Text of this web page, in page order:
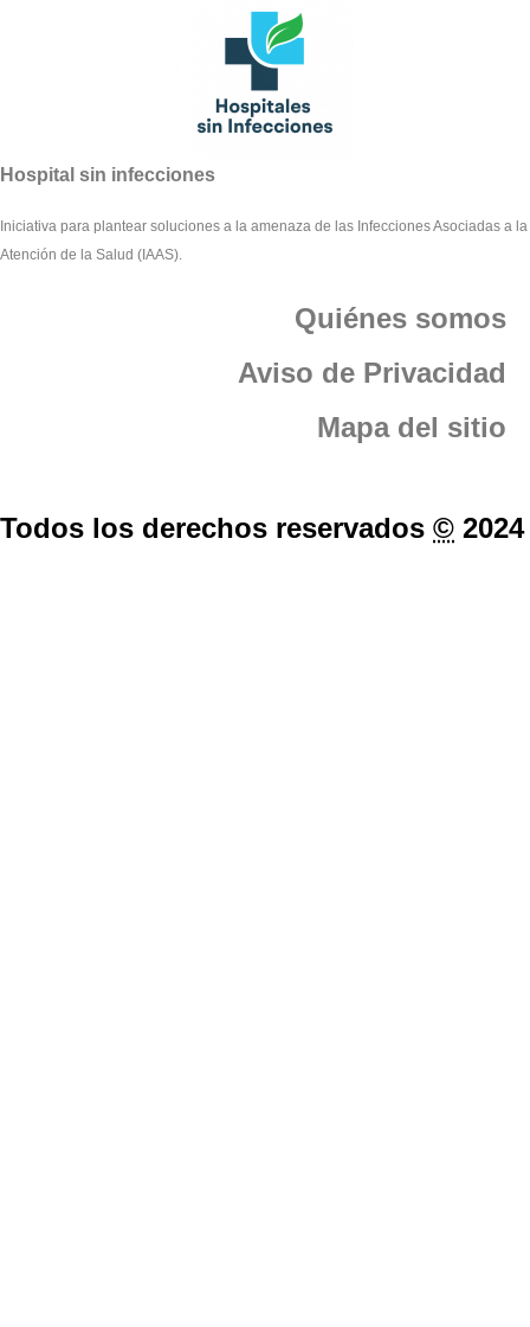
Hospital sin infecciones
Iniciativa para plantear soluciones a la amenaza de las Infecciones Asociadas a la
Atención de la Salud (IAAS).​
Quiénes somos
Aviso de Privacidad
Mapa del sitio
Todos los derechos reservados © 2024